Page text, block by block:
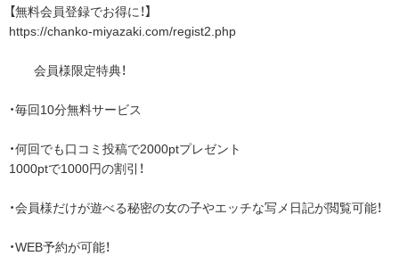
【無料会員登録でお得に！】
https://chanko-miyazaki.com/regist2.php
会員様限定特典！
・毎回10分無料サービス
・何回でも口コミ投稿で2000ptプレゼント
1000ptで1000円の割引！
・会員様だけが遊べる秘密の女の子やエッチな写メ日記が閲覧可能！
・WEB予約が可能！